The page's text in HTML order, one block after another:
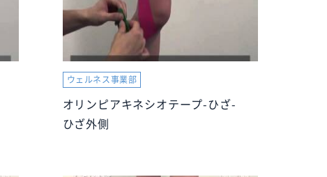
ウェルネス事業部
オリンピアキネシオテープ-ひざ-
ひざ外側